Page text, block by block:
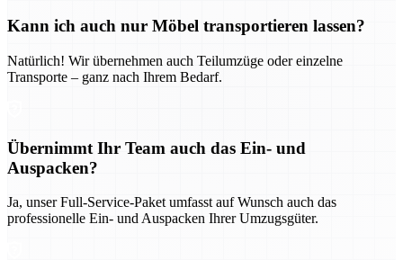
Kann ich auch nur Möbel transportieren lassen?
Natürlich! Wir übernehmen auch Teilumzüge oder einzelne
Transporte – ganz nach Ihrem Bedarf.
Übernimmt Ihr Team auch das Ein- und
Auspacken?
Ja, unser Full-Service-Paket umfasst auf Wunsch auch das
professionelle Ein- und Auspacken Ihrer Umzugsgüter.